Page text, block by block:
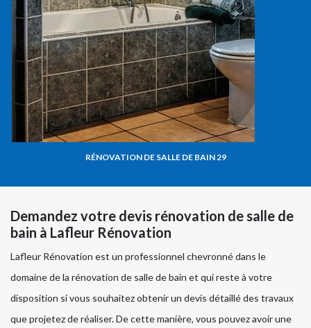
RÉNOVATION DE SALLE DE BAIN 29
Demandez votre devis rénovation de salle de
bain à Lafleur Rénovation
Lafleur Rénovation est un professionnel chevronné dans le
domaine de la rénovation de salle de bain et qui reste à votre
disposition si vous souhaitez obtenir un devis détaillé des travaux
que projetez de réaliser. De cette manière, vous pouvez avoir une